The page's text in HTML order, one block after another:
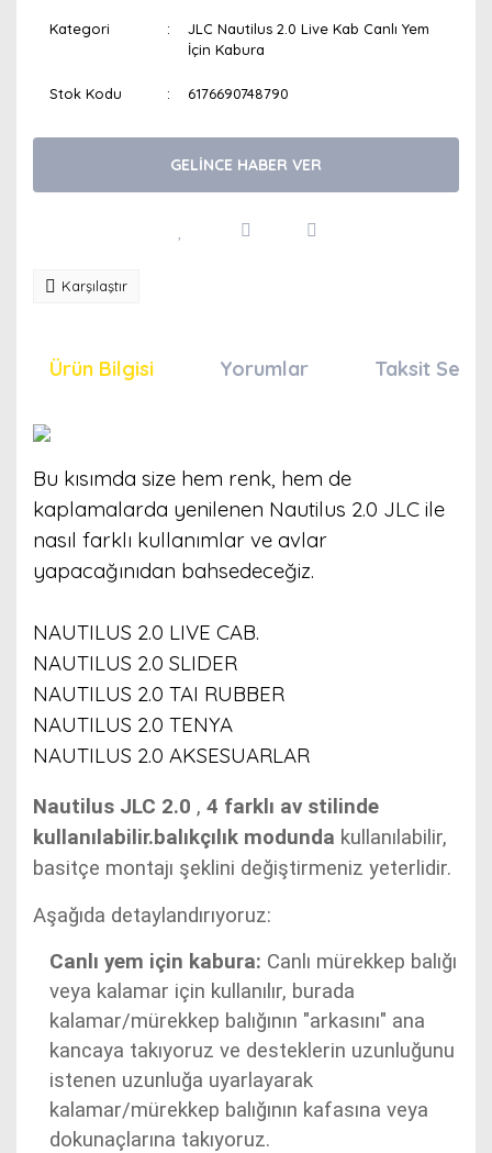
Kategori
JLC Nautilus 2.0 Live Kab Canlı Yem
İçin Kabura
Stok Kodu 6176690748790
GELİNCE HABER VER
Karşılaştır
Ürün Bilgisi Yorumlar Taksit
Bu kısımda size hem renk, hem de
kaplamalarda yenilenen Nautilus 2.0 JLC ile
nasıl farklı kullanımlar ve avlar
yapacağınıdan bahsedeceğiz.
NAUTILUS 2.0 LIVE CAB.
NAUTILUS 2.0 SLIDER
NAUTILUS 2.0 TAI RUBBER
NAUTILUS 2.0 TENYA
NAUTILUS 2.0 AKSESUARLAR
Nautilus JLC 2.0 , 4 farklı av stilinde
kullanılabilir.balıkçılık modunda kullanılabilir,
basitçe montajı şeklini değiştirmeniz yeterlidir.
Aşağıda detaylandırıyoruz:
Canlı yem için kabura: Canlı mürekkep balığı
veya kalamar için kullanılır, burada
kalamar/mürekkep balığının "arkasını" ana
kancaya takıyoruz ve desteklerin uzunluğunu
istenen uzunluğa uyarlayarak
kalamar/mürekkep balığının kafasına veya
dokunaçlarına takıyoruz.